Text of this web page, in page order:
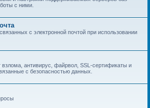
с ними.
с электронной почтой при использовании
взлома, антивирус, файрвол, SSL-сертификаты и
с безопасностью данных.